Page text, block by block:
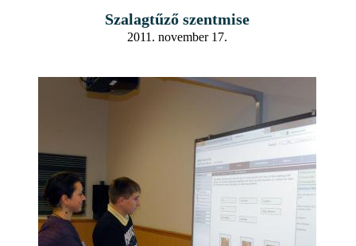
Szalagtűző szentmise
2011. november 17.